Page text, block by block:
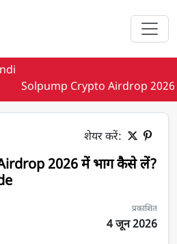
Solpump Crypto Airdrop 2026
शेयर करें:
2026 में भाग कैसे लें?
प्रकाशित
4 जून 2026